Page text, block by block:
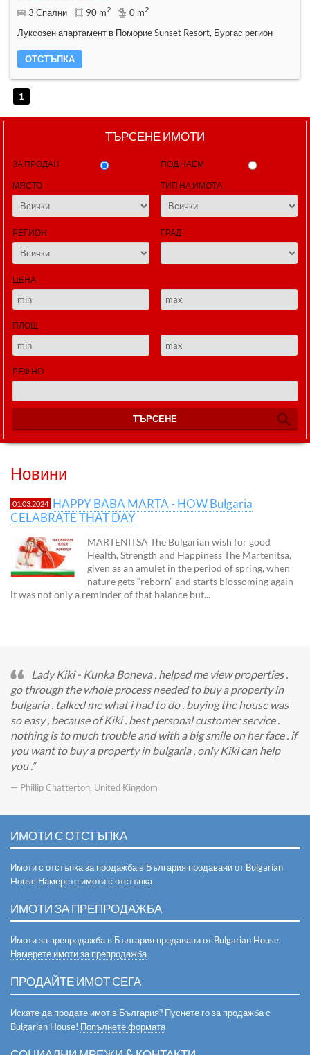
3 Спални 90 m2 0 m2
Луксозен апартамент в Поморие Sunset Resort, Бургас регион
ОТСТЪПКА
1
ТЪРСЕНЕ ИМОТИ
ЗА ПРОДАН ПОД НАЕМ
МЯСТО ТИП НА ИМОТА
РЕГИОН ГРАД
ЦЕНА
ПЛОЩ
РЕФ НО
ТЪРСЕНЕ
Новини
01.03.2024 HAPPY BABA MARTA - HOW Bulgaria
CELABRATE THAT DAY
MARTENITSA The Bulgarian wish for good
Health, Strength and Happiness The Martenitsa,
given as an amulet in the period of spring, when
nature gets “reborn” and starts blossoming again
it was not only a reminder of that balance but...
Lady Kiki - Kunka Boneva . helped me view properties .
go through the whole process needed to buy a property in
bulgaria . talked me what i had to do . buying the house was
so easy , because of Kiki . best personal customer service .
nothing is to much trouble and with a big smile on her face . if
you want to buy a property in bulgaria , only Kiki can help
you .
— Phillip Chatterton, United Kingdom
ИМОТИ С ОТСТЪПКА
Имоти с отстъпка за продажба в България продавани от Bulgarian
House Намерете имоти с отстъпка
ИМОТИ ЗА ПРЕПРОДАЖБА
Имоти за препродажба в България продавани от Bulgarian House
Намерете имоти за препродажба
ПРОДАЙТЕ ИМОТ СЕГА
Искате да продате имот в България? Пуснете го за продажба с
Bulgarian House! Попълнете формата